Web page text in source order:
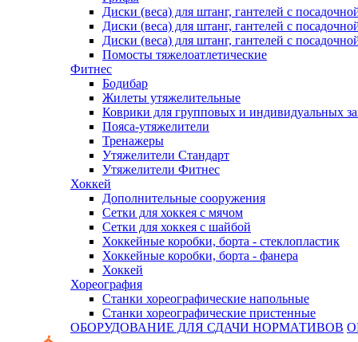
Диски (веса) для штанг, гантелей с
Диски (веса) для штанг, гантелей с
Диски (веса) для штанг, гантелей с
Помосты тяжелоатлетические
Фитнес
Бодибар
Жилеты утяжелительные
Коврики для групповых и индивидуальных
Пояса-утяжелители
Тренажеры
Утяжелители Стандарт
Утяжелители Фитнес
Хоккей
Дополнительные сооружения
Сетки для хоккея с мячом
Сетки для хоккея с шайбой
Хоккейные коробки, борта - стеклопластик
Хоккейные коробки, борта - фанера
Хоккей
Хореография
Станки хореографические напольные
Станки хореографические пристенные
ОБОРУДОВАНИЕ ДЛЯ СДАЧИ НОРМАТИВОВ